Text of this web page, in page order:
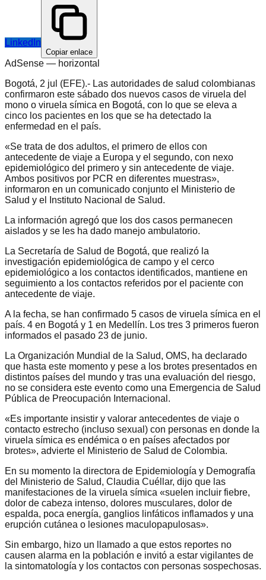
LinkedIn
Copiar enlace
AdSense — horizontal
Bogotá, 2 jul (EFE).- Las autoridades de salud colombianas
confirmaron este sábado dos nuevos casos de viruela del
mono o viruela símica en Bogotá, con lo que se eleva a
cinco los pacientes en los que se ha detectado la
enfermedad en el país.
«Se trata de dos adultos, el primero de ellos con
antecedente de viaje a Europa y el segundo, con nexo
epidemiológico del primero y sin antecedente de viaje.
Ambos positivos por PCR en diferentes muestras»,
informaron en un comunicado conjunto el Ministerio de
Salud y el Instituto Nacional de Salud.
La información agregó que los dos casos permanecen
aislados y se les ha dado manejo ambulatorio.
La Secretaría de Salud de Bogotá, que realizó la
investigación epidemiológica de campo y el cerco
epidemiológico a los contactos identificados, mantiene en
seguimiento a los contactos referidos por el paciente con
antecedente de viaje.
A la fecha, se han confirmado 5 casos de viruela símica en el
país. 4 en Bogotá y 1 en Medellín. Los tres 3 primeros fueron
informados el pasado 23 de junio.
La Organización Mundial de la Salud, OMS, ha declarado
que hasta este momento y pese a los brotes presentados en
distintos países del mundo y tras una evaluación del riesgo,
no se considera este evento como una Emergencia de Salud
Pública de Preocupación Internacional.
«Es importante insistir y valorar antecedentes de viaje o
contacto estrecho (incluso sexual) con personas en donde la
viruela símica es endémica o en países afectados por
brotes», advierte el Ministerio de Salud de Colombia.
En su momento la directora de Epidemiología y Demografía
del Ministerio de Salud, Claudia Cuéllar, dijo que las
manifestaciones de la viruela símica «suelen incluir fiebre,
dolor de cabeza intenso, dolores musculares, dolor de
espalda, poca energía, ganglios linfáticos inflamados y una
erupción cutánea o lesiones maculopapulosas».
Sin embargo, hizo un llamado a que estos reportes no
causen alarma en la población e invitó a estar vigilantes de
la sintomatología y los contactos con personas sospechosas.